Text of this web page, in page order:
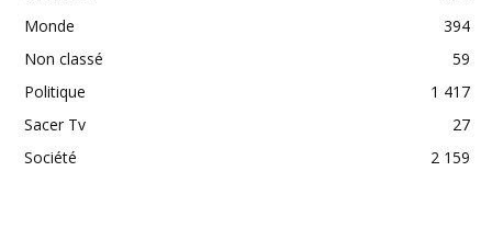
Monde
394
Non classé
59
Politique
1 417
Sacer Tv
27
Société
2 159